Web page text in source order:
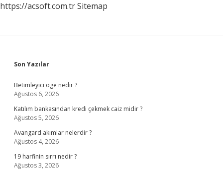
https://acsoft.com.trSitemap
Sidebar
Son Yazılar
Betimleyici öge nedir ?
Ağustos 6, 2026
Katılım bankasından kredi çekmek caiz midir ?
Ağustos 5, 2026
Avangard akımlar nelerdir ?
Ağustos 4, 2026
19 harfinin sırrı nedir ?
Ağustos 3, 2026